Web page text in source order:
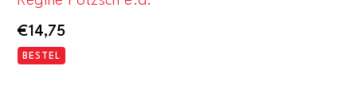
€14,75
BESTEL